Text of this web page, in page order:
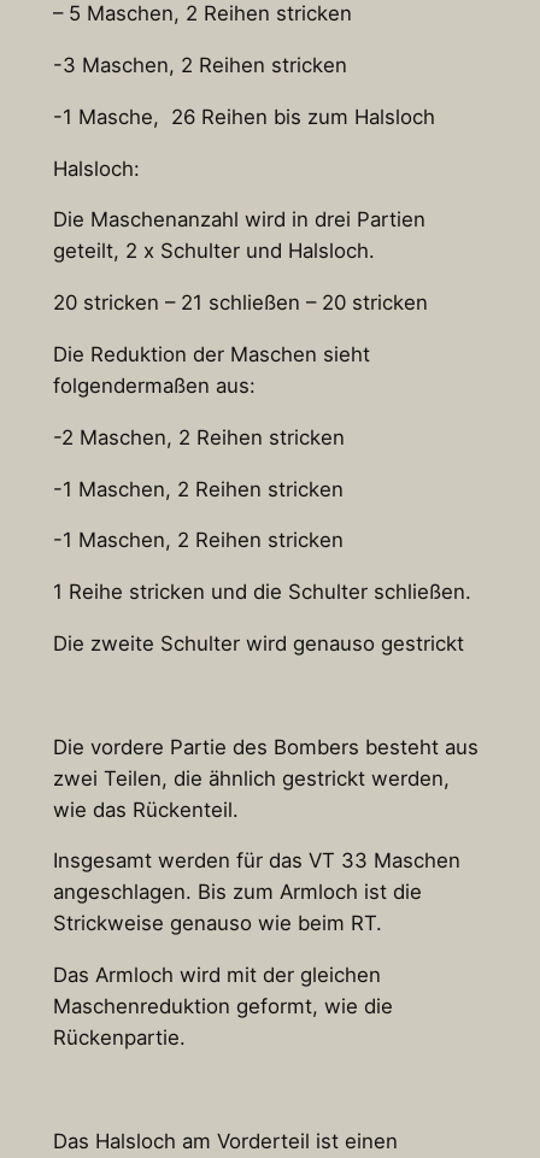
– 5 Maschen, 2 Reihen stricken
-3 Maschen, 2 Reihen stricken
-1 Masche, 26 Reihen bis zum Halsloch
Halsloch:
Die Maschenanzahl wird in drei Partien
geteilt, 2 x Schulter und Halsloch.
20 stricken – 21 schließen – 20 stricken
Die Reduktion der Maschen sieht
folgendermaßen aus:
-2 Maschen, 2 Reihen stricken
-1 Maschen, 2 Reihen stricken
-1 Maschen, 2 Reihen stricken
1 Reihe stricken und die Schulter schließen.
Die zweite Schulter wird genauso gestrickt
Die vordere Partie des Bombers besteht aus
zwei Teilen, die ähnlich gestrickt werden,
wie das Rückenteil.
Insgesamt werden für das VT 33 Maschen
angeschlagen. Bis zum Armloch ist die
Strickweise genauso wie beim RT.
Das Armloch wird mit der gleichen
Maschenreduktion geformt, wie die
Rückenpartie.
Das Halsloch am Vorderteil ist einen